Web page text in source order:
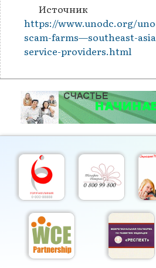
https://www.unodc.org/
scam-farms—southeast-
service-providers.html